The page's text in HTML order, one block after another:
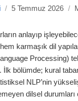
/ 5 Temmuz 2026 /
anlayıp
karmaşık dil
Processing)
İlk bölümde; kural
NLP’nin
dilsel